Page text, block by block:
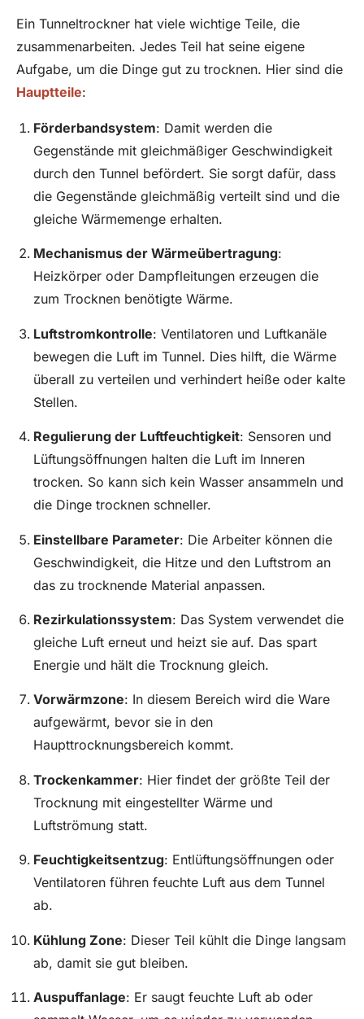
Ein Tunneltrockner hat viele wichtige Teile, die
zusammenarbeiten. Jedes Teil hat seine eigene
Aufgabe, um die Dinge gut zu trocknen. Hier sind die
Hauptteile:
Förderbandsystem: Damit werden die
Gegenstände mit gleichmäßiger Geschwindigkeit
durch den Tunnel befördert. Sie sorgt dafür, dass
die Gegenstände gleichmäßig verteilt sind und die
gleiche Wärmemenge erhalten.
Mechanismus der Wärmeübertragung:
Heizkörper oder Dampfleitungen erzeugen die
zum Trocknen benötigte Wärme.
Luftstromkontrolle: Ventilatoren und Luftkanäle
bewegen die Luft im Tunnel. Dies hilft, die Wärme
überall zu verteilen und verhindert heiße oder kalte
Stellen.
Regulierung der Luftfeuchtigkeit: Sensoren und
Lüftungsöffnungen halten die Luft im Inneren
trocken. So kann sich kein Wasser ansammeln und
die Dinge trocknen schneller.
Einstellbare Parameter: Die Arbeiter können die
Geschwindigkeit, die Hitze und den Luftstrom an
das zu trocknende Material anpassen.
Rezirkulationssystem: Das System verwendet die
gleiche Luft erneut und heizt sie auf. Das spart
Energie und hält die Trocknung gleich.
Vorwärmzone: In diesem Bereich wird die Ware
aufgewärmt, bevor sie in den
Haupttrocknungsbereich kommt.
Trockenkammer: Hier findet der größte Teil der
Trocknung mit eingestellter Wärme und
Luftströmung statt.
Feuchtigkeitsentzug: Entlüftungsöffnungen oder
Ventilatoren führen feuchte Luft aus dem Tunnel
ab.
Kühlung Zone: Dieser Teil kühlt die Dinge langsam
ab, damit sie gut bleiben.
Auspuffanlage: Er saugt feuchte Luft ab oder